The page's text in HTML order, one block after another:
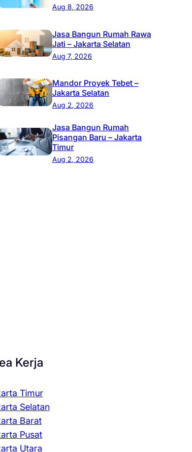
Aug 8, 2026
Jasa Bangun Rumah Rawa
Jati – Jakarta Selatan
Aug 7, 2026
Mandor Proyek Tebet –
Jakarta Selatan
Aug 2, 2026
Jasa Bangun Rumah
Pisangan Baru – Jakarta
Timur
Aug 2, 2026
Kerja
Timur
Selatan
Barat
Pusat
Utara